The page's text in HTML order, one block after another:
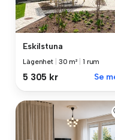
Eskilstuna
Lägenhet 30 m² 1 rum
5 305 kr Se